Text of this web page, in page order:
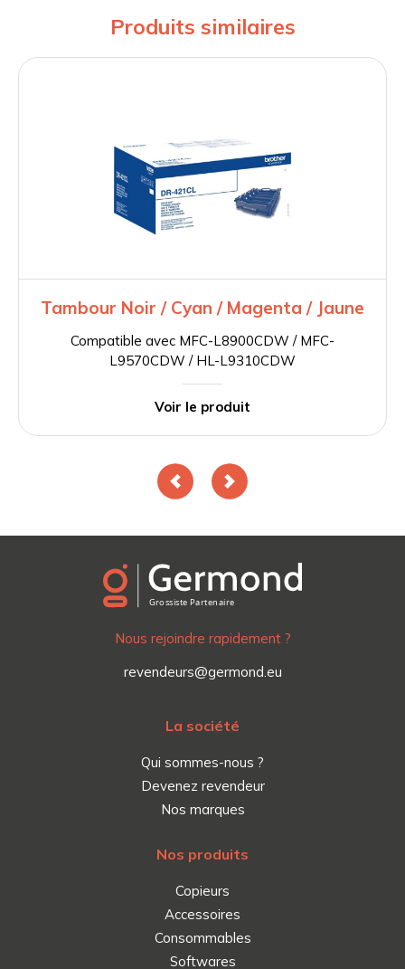
Produits similaires
Tambour Noir / Cyan / Magenta / Jaune
Compatible avec MFC-L8900CDW / MFC-
L9570CDW / HL-L9310CDW
Voir le produit
Nous rejoindre rapidement ?
revendeurs@germond.eu
La société
Qui sommes-nous ?
Devenez revendeur
Nos marques
Nos produits
Copieurs
Accessoires
Consommables
Softwares